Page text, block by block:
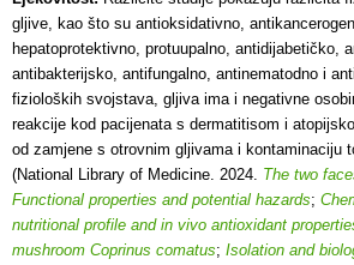
gljive, kao što su antioksidativno,
hepatoprotektivno, protuupalno, antidijabetičko,
antibakterijsko, antifungalno, antinematodno i
fizioloških svojstava, gljiva ima i negativne
reakcije kod pacijenata s dermatitisom i
od zamjene s otrovnim gljivama i kontaminaciju
(National Library of Medicine. 2024. The two
Functional properties and potential hazards;
nutritional profile and in vivo antioxidant
mushroom Coprinus comatus; Isolation and